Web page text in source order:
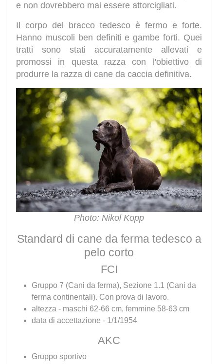
e non dovrebbero mai essere attorcigliati.
Il corpo del bracco tedesco è fermo e forte.
Hanno muscoli ben definiti e gambe forti. Quei
tratti sono stati accuratamente allevati e
promossi in questa razza con l'obiettivo di
produrre la razza di cane da caccia definitiva.
Photo: Nikol Kopp
Standard di cane da ferma tedesco a
pelo corto
FCI
Gruppo 7 (Cani da ferma), Sezione 1.1 (Cani da
ferma continentali). Con prova di lavoro.
altezza - maschi 62-66 cm, femmine 58-63 cm
data di accettazione - 1/1/1954
AKC
Gruppo sportivo